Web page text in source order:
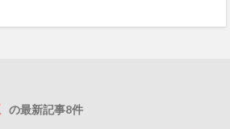
の最新記事8件